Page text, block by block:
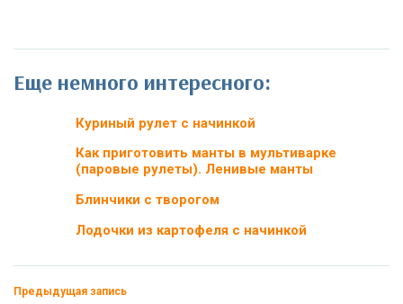
Еще немного интересного:
Куриный рулет с начинкой
Как приготовить манты в мультиварке
(паровые рулеты). Ленивые манты
Блинчики с творогом
Лодочки из картофеля с начинкой
Предыдущая запись